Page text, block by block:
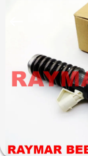
পণ্য